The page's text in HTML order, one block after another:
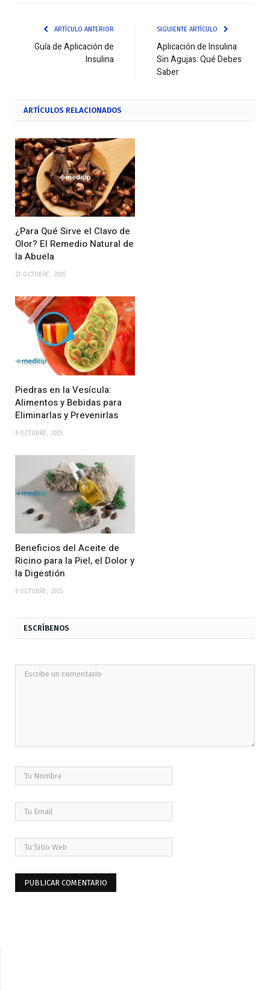
ARTÍCULO ANTERIOR
Guía de Aplicación de
Insulina
SIGUIENTE ARTÍCULO
Aplicación de Insulina
Sin Agujas: Qué Debes
Saber
ARTÍCULOS RELACIONADOS
¿Para Qué Sirve el Clavo de
Olor? El Remedio Natural de
la Abuela
21 OCTUBRE, 2025
Piedras en la Vesícula:
Alimentos y Bebidas para
Eliminarlas y Prevenirlas
8 OCTUBRE, 2025
Beneficios del Aceite de
Ricino para la Piel, el Dolor y
la Digestión
8 OCTUBRE, 2025
ESCRÍBENOS